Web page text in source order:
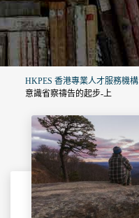
HKPES 香港專業人才服務機構
意識省察禱告的起步-上